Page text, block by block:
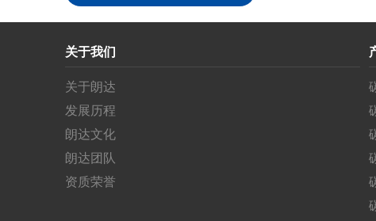
关于我们
关于朗达
发展历程
朗达文化
朗达团队
资质荣誉